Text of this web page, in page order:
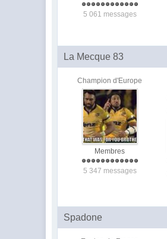
5 061 messages
La Mecque 83
Champion d'Europe
Membres
5 347 messages
Spadone